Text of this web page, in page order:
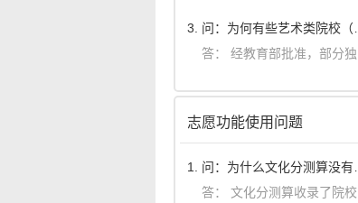
答： 经教育部批准，部分独立设置的本科艺术院校的艺术类本科专业，其招生可不做分省计划，因此这部分艺术类院校只公布招生专业，未公布招生计划人数。
志愿功能使用问题
答： 文化分测算收录了院校最近一年高考录取时使用的综合分计算公式。文化分测算没有数据的院校，两种情况：1.院校信息未收录；2.院校往年录取政策与今年有变化，数据无法进行参考计算。